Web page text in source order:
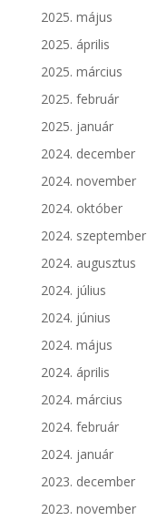
2025. május
2025. április
2025. március
2025. február
2025. január
2024. december
2024. november
2024. október
2024. szeptember
2024. augusztus
2024. július
2024. június
2024. május
2024. április
2024. március
2024. február
2024. január
2023. december
2023. november